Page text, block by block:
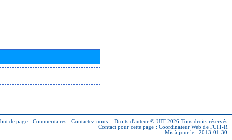
de page - Commentaires - Contactez-nous - Droits d'auteur © UIT 2026 Tous droits réservés
Contact pour cette page : Coordinateur Web de l'UIT-R
Mis à jour le : 2013-01-30